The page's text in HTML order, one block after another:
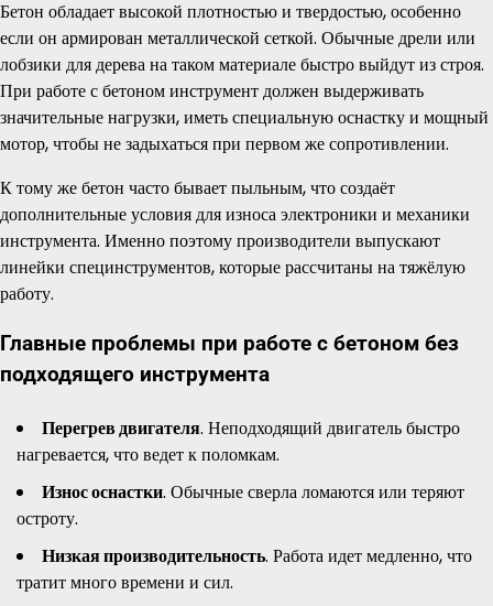
Бетон обладает высокой плотностью и твердостью, особенно
если он армирован металлической сеткой. Обычные дрели или
лобзики для дерева на таком материале быстро выйдут из строя.
При работе с бетоном инструмент должен выдерживать
значительные нагрузки, иметь специальную оснастку и мощный
мотор, чтобы не задыхаться при первом же сопротивлении.
К тому же бетон часто бывает пыльным, что создаёт
дополнительные условия для износа электроники и механики
инструмента. Именно поэтому производители выпускают
линейки специнструментов, которые рассчитаны на тяжёлую
работу.
Главные проблемы при работе с бетоном без
подходящего инструмента
Перегрев двигателя. Неподходящий двигатель быстро
нагревается, что ведет к поломкам.
Износ оснастки. Обычные сверла ломаются или теряют
остроту.
Низкая производительность. Работа идет медленно, что
тратит много времени и сил.